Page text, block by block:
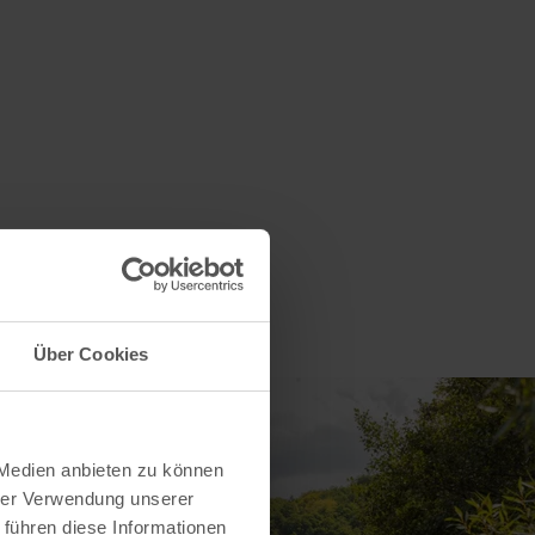
Über Cookies
anbieten zu können
Verwendung unserer
diese Informationen